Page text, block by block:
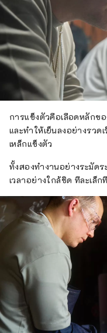
การแข็งตัวคือเลือดหลักข
และทำให้เย็นลงอย่างรวด
เหล็กแข็งตัว
ทั้งสองทำงานอย่างระมัด
เวลาอย่างใกล้ชิด ทีละเล็